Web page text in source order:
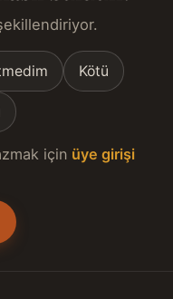
Kötü
için üye girişi